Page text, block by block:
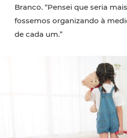
Branco. “Pensei que seria
fossemos organizando à
de cada um.”